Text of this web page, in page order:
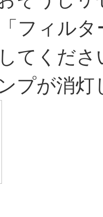
フィル
てくださ
プが消灯